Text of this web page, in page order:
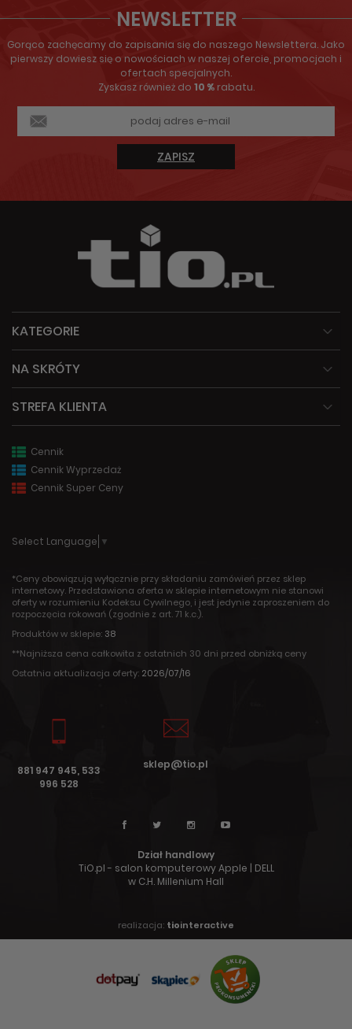
NEWSLETTER
Gorąco zachęcamy do zapisania się do naszego Newslettera. Jako
pierwszy dowiesz się o nowościach w naszej ofercie, promocjach i
ofertach specjalnych.
Zyskasz również do 10 %rabatu.
ZAPISZ
KATEGORIE
NA SKRÓTY
STREFA KLIENTA
Cennik
Cennik Wyprzedaż
Cennik Super Ceny
Select Language ▼
*Ceny obowiązują wyłącznie przy składaniu zamówień przez sklep
internetowy. Przedstawiona oferta w sklepie internetowym nie stanowi
oferty w rozumieniu Kodeksu Cywilnego, i jest jedynie zaproszeniem do
rozpoczęcia rokowań (zgodnie z art. 71 k.c.).
Produktów w sklepie: 38
**Najniższa cena całkowita z ostatnich 30 dni przed obniżką ceny
Ostatnia aktualizacja oferty: 2026/07/16
881 947 945, 533
996 528
sklep@tio.pl
Dział handlowy
TiO.pl - salon komputerowy Apple | DELL
w C.H. Millenium Hall
realizacja: tiointeractive